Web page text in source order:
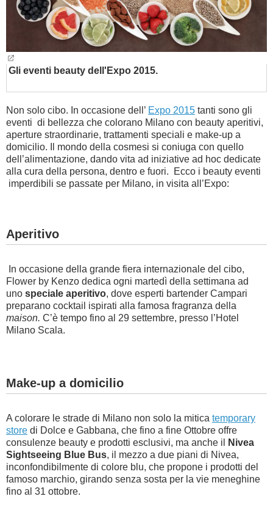
GUIDE
Gli eventi beauty dell'Expo 2015.
Non solo cibo. In occasione dell’ Expo 2015 tanti sono gli
eventi di bellezza che colorano Milano con beauty aperitivi,
aperture straordinarie, trattamenti speciali e make-up a
domicilio. Il mondo della cosmesi si coniuga con quello
dell’alimentazione, dando vita ad iniziative ad hoc dedicate
alla cura della persona, dentro e fuori. Ecco i beauty eventi
imperdibili se passate per Milano, in visita all’Expo:
Aperitivo
In occasione della grande fiera internazionale del cibo,
Flower by Kenzo dedica ogni martedì della settimana ad
uno speciale aperitivo, dove esperti bartender Campari
preparano cocktail ispirati alla famosa fragranza della
maison. C’è tempo fino al 29 settembre, presso l’Hotel
Milano Scala.
Make-up a domicilio
A colorare le strade di Milano non solo la mitica temporary
store di Dolce e Gabbana, che fino a fine Ottobre offre
consulenze beauty e prodotti esclusivi, ma anche il
Nivea
Sightseeing Blue Bus, il mezzo a due piani di Nivea,
inconfondibilmente di colore blu, che propone i prodotti del
famoso marchio, girando senza sosta per la vie meneghine
fino al 31 ottobre.